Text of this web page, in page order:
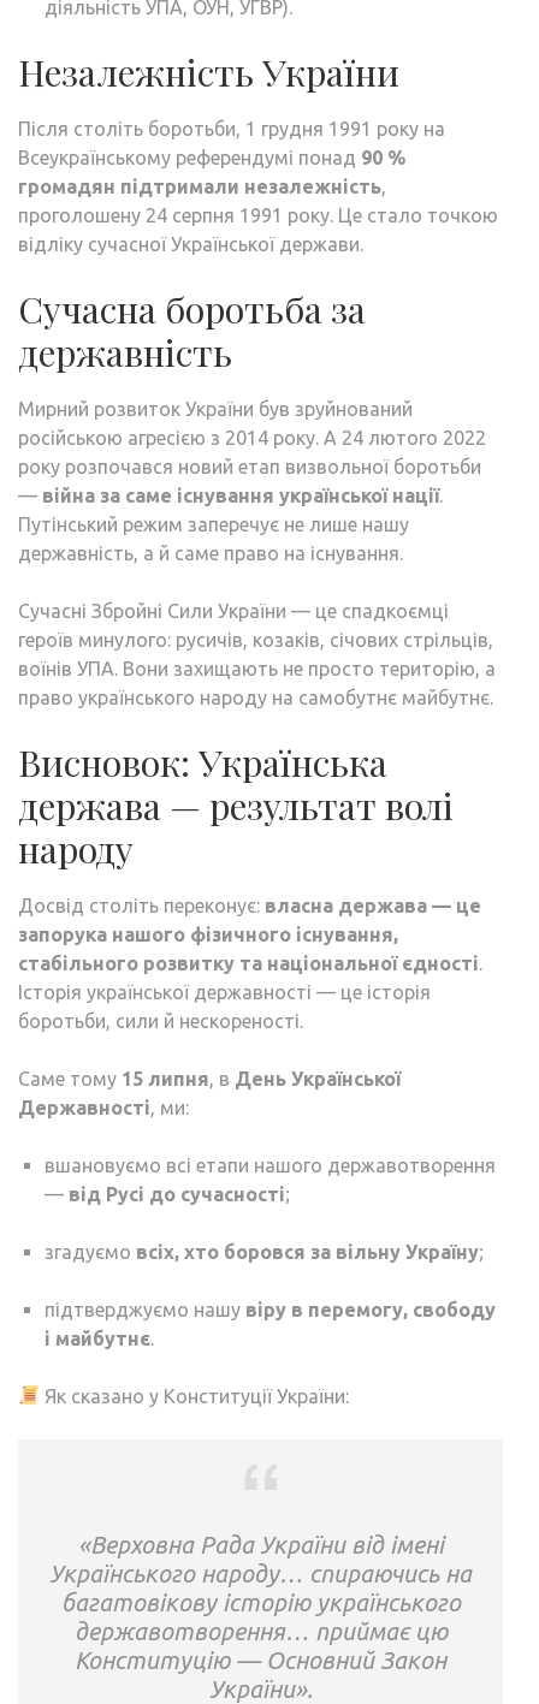
діяльність УПА, ОУН, УГВР).
Незалежність України
Після століть боротьби, 1 грудня 1991 року на
Всеукраїнському референдумі понад 90 %
громадян підтримали незалежність,
проголошену 24 серпня 1991 року. Це стало точкою
відліку сучасної Української держави.
Сучасна боротьба за
державність
Мирний розвиток України був зруйнований
російською агресією з 2014 року. А 24 лютого 2022
року розпочався новий етап визвольної боротьби
— війна за саме існування української нації.
Путінський режим заперечує не лише нашу
державність, а й саме право на існування.
Сучасні Збройні Сили України — це спадкоємці
героїв минулого: русичів, козаків, січових стрільців,
воїнів УПА. Вони захищають не просто територію, а
право українського народу на самобутнє майбутнє.
Висновок: Українська
держава — результат волі
народу
Досвід століть переконує: власна держава — це
запорука нашого фізичного існування,
стабільного розвитку та національної єдності.
Історія української державності — це історія
боротьби, сили й нескореності.
Саме тому 15 липня, в День Української
Державності, ми:
вшановуємо всі етапи нашого державотворення
— від Русі до сучасності;
згадуємо всіх, хто боровся за вільну Україну;
підтверджуємо нашу віру в перемогу, свободу
і майбутнє.
Як сказано у Конституції України:
«Верховна Рада України від імені
Українського народу… спираючись на
багатовікову історію українського
державотворення… приймає цю
Конституцію — Основний Закон
України».